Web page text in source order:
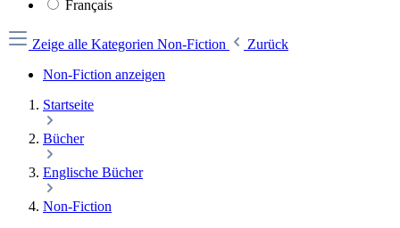
Français
Zeige alle Kategorien Non-Fiction
Zurück
Non-Fiction anzeigen
Startseite
Bücher
Englische Bücher
Non-Fiction